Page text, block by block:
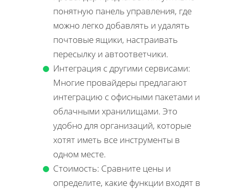
понятную панель управления, где
можно легко добавлять и удалять
почтовые ящики, настраивать
пересылку и автоответчики.
Интеграция с другими сервисами:
Многие провайдеры предлагают
интеграцию с офисными пакетами и
облачными хранилищами. Это
удобно для организаций, которые
хотят иметь все инструменты в
одном месте.
Стоимость: Сравните цены и
определите, какие функции входят в